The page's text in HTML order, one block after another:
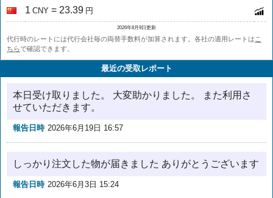
1 CNY = 23.39 円
2026年8月9日更新
代行時のレートには代行会社毎の両替手数料が加算されます。各社の適用レートは こ
ちらで確認できます。
最近の受取レポート
本日受け取りました。 大変助かりました。 また利用さ
せていただきます。
報告日時 2026年6月19日 16:57
しっかり注文した物が届きました ありがとうございます
報告日時 2026年6月3日 15:24